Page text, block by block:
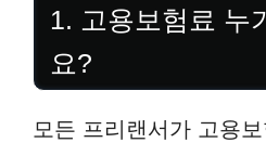
1. 고용보험료 누
요?
모든 프리랜서가 고용